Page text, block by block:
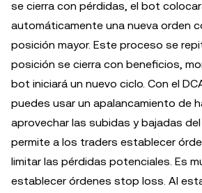
se cierra con pérdidas, el bot
automáticamente una nueva orden
posición mayor. Este proceso se
posición se cierra con beneficios,
bot iniciará un nuevo ciclo. Con el
puedes usar un apalancamiento de
aprovechar las subidas y bajadas
permite a los traders establecer
limitar las pérdidas potenciales. Es
establecer órdenes stop loss. Al